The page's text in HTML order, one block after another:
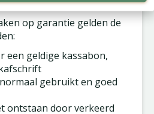
garantie
op garantie gelden de
een geldige kassabon,
gebruikt en goed
ontstaan door verkeerd